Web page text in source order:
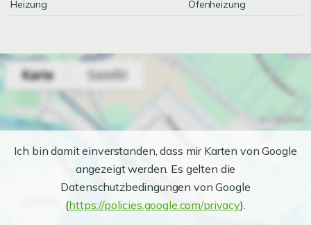
Heizung
Ofenheizung
Ich bin damit einverstanden, dass mir Karten von Google
angezeigt werden. Es gelten die
Datenschutzbedingungen von Google
(https://policies.google.com/privacy).